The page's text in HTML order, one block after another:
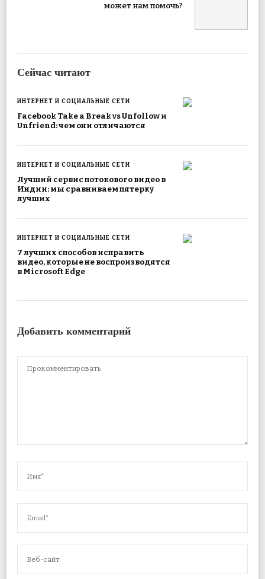
может нам помочь?
Сейчас читают
ИНТЕРНЕТ И СОЦИАЛЬНЫЕ СЕТИ
Facebook Take a Break vs Unfollow и
Unfriend: чем они отличаются
ИНТЕРНЕТ И СОЦИАЛЬНЫЕ СЕТИ
Лучший сервис потокового видео в
Индии: мы сравниваем пятерку
лучших
ИНТЕРНЕТ И СОЦИАЛЬНЫЕ СЕТИ
7 лучших способов исправить
видео, которые не воспроизводятся
в Microsoft Edge
Добавить комментарий